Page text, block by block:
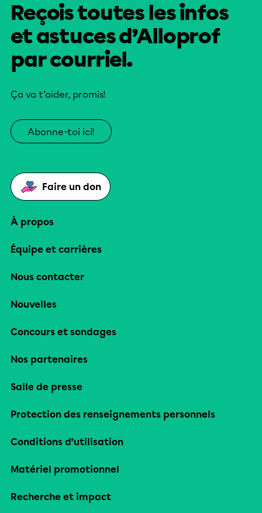
Reçois toutes les infos
et astuces d’Alloprof
par courriel.
Ça va t’aider, promis!
Abonne-toi ici!
Faire un don
À propos
Équipe et carrières
Nous contacter
Nouvelles
Concours et sondages
Nos partenaires
Salle de presse
Protection des renseignements personnels
Conditions d’utilisation
Matériel promotionnel
Recherche et impact